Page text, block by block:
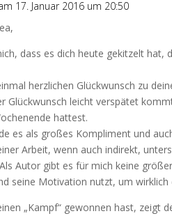
17. Januar 2016 um 20:50
dass es dich heute gekitzelt hat,
herzlichen Glückwunsch zu
Glückwunsch leicht verspätet
hattest.
es als großes Kompliment und
Arbeit, wenn auch indirekt,
Autor gibt es für mich keine
seine Motivation nutzt, um wirklich
„Kampf“ gewonnen hast, zeigt